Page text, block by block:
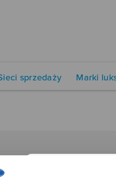
sprzedaży Marki